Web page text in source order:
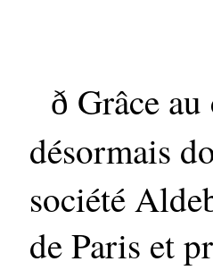
ð Grâce
désormais
société
de Paris et